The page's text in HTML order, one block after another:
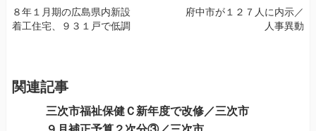
投
稿
ゲ
ー
８年１月期の広島県内新設
着工住宅、９３１戸で低調
府中市が１２７人に内示／
人事異動
関連記事
三次市福祉保健Ｃ新年度で改修／三次市